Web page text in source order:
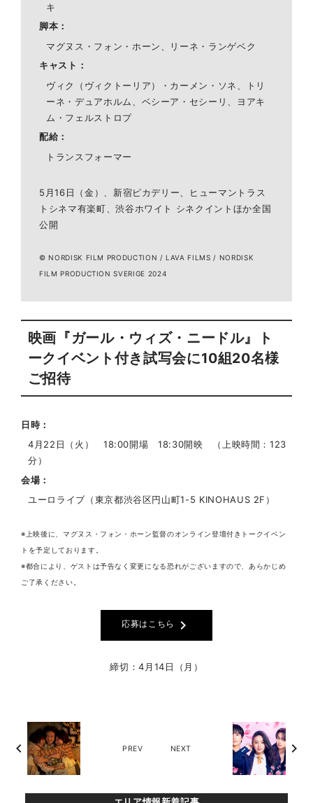
キ
脚本
マグヌス・フォン・ホーン、リーネ・ランゲベク
キャスト
ヴィク（ヴィクトーリア）・カーメン・ソネ、トリ
ーネ・デュアホルム、ベシーア・セシーリ、ヨアキ
ム・フェルストロプ
配給
トランスフォーマー
5月16日（金）、新宿ピカデリー、ヒューマントラス
トシネマ有楽町、渋谷ホワイト シネクイントほか全国
公開
© NORDISK FILM PRODUCTION / LAVA FILMS / NORDISK
FILM PRODUCTION SVERIGE 2024
映画『ガール・ウィズ・ニードル』ト
ークイベント付き試写会に10組20名様
ご招待
日時
4月22日（火） 18:00開場 18:30開映 （上映時間：123
分）
会場
ユーロライブ（東京都渋谷区円山町1-5 KINOHAUS 2F）
※上映後に、マグヌス・フォン・ホーン監督のオンライン登壇付きトークイベン
トを予定しております。
※都合により、ゲストは予告なく変更になる恐れがございますので、あらかじめ
ご了承ください。
応募はこちら chevron_right
締切：4月14日（月）
chevron_left PREV NEXT chevron_right